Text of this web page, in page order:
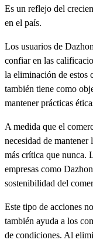
Es un reflejo del
en el país.
Los usuarios de
confiar en las
la eliminación de estos
también tiene como
mantener prácticas
A medida que el
necesidad de mantener
más crítica que nunca.
empresas como
sostenibilidad del
Este tipo de acciones
también ayuda a los
de condiciones. Al